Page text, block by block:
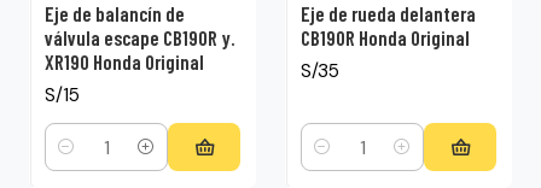
Eje de balancín de
válvula escape CB190R y.
XR190 Honda Original
S/15
Cantidad
Eje de rueda delantera
CB190R Honda Original
S/35
Cantidad